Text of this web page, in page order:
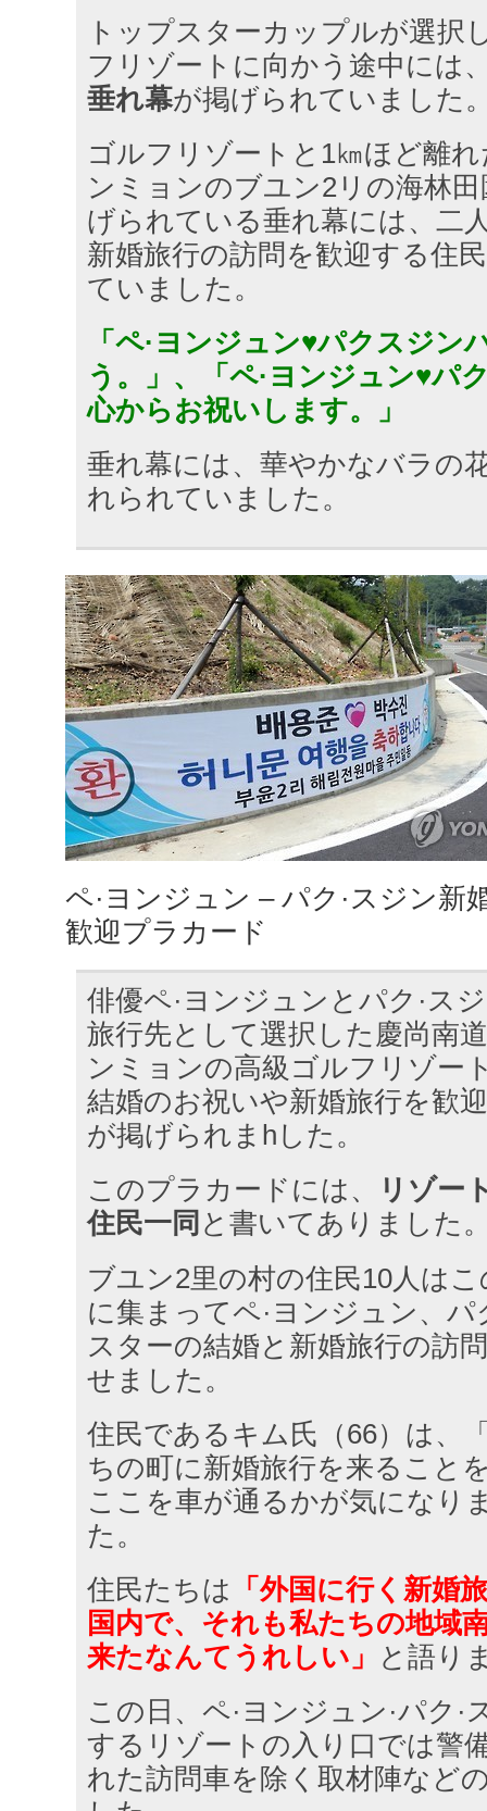
トップスターカップルが選択
フリゾートに向かう途中には
垂れ幕が掲げられていました
ゴルフリゾートと1㎞ほど離
ンミョンのブユン2リの海林
げられている垂れ幕には、二
新婚旅行の訪問を歓迎する住
ていました。
「ペ·ヨンジュン♥パクスジン
う。」、「ペ·ヨンジュン♥パ
心からお祝いします。」
垂れ幕には、華やかなバラの
れられていました。
ペ·ヨンジュン – パク·スジン新
歓迎プラカード
俳優ペ·ヨンジュンとパク·ス
旅行先として選択した慶尚南
ンミョンの高級ゴルフリゾー
結婚のお祝いや新婚旅行を歓
が掲げられまhした。
このプラカードには、
リゾー
住民一同 と書いてありました
ブユン2里の村の住民10人は
に集まってペ·ヨンジュン、パ
スターの結婚と新婚旅行の訪
せました。
住民であるキム氏（66）は、
ちの町に新婚旅行を来ること
ここを車が通るかが気になり
た。
住民たちは 「外国に行く新婚
国内で、それも私たちの地域
来たなんてうれしい」 と語り
この日、ペ·ヨンジュン·パク·
するリゾートの入り口では警
れた訪問車を除く取材陣など